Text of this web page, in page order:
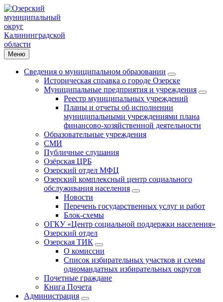
Меню
Сведения о муниципальном образовании
Историческая справка о городе Озерске
Муниципальные предприятия и учреждения
Реестр муниципальных учреждений
Планы и отчеты об исполнении
муниципальными учреждениями плана
финансово-хозяйственной деятельности
Образовательные учреждения
СМИ
Публичные слушания
Озёрская ЦРБ
Озерский отдел МФЦ
Озерский комплексный центр социального
обслуживания населения
Новости
Перечень государственных услуг и работ
Блок-схемы
ОГКУ «Центр социальной поддержки населения»
Озерский отдел
Озерская ТИК
О комиссии
Список избирательных участков и схемы
одномандатных избирательных округов
Почетные граждане
Книга Почета
Администрация